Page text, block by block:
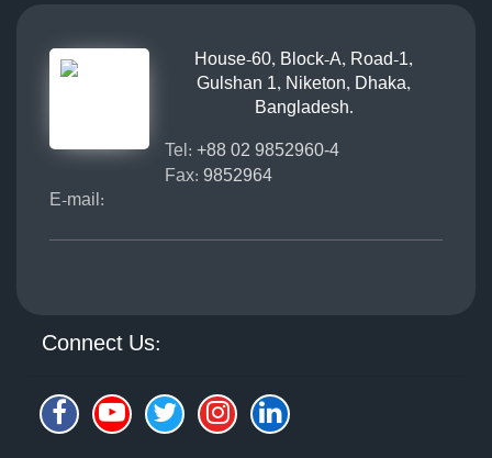
House-60, Block-A, Road-1,
Gulshan 1, Niketon, Dhaka,
Bangladesh.
Tel: +88 02 9852960-4
Fax: 9852964
E-mail:
Connect Us: